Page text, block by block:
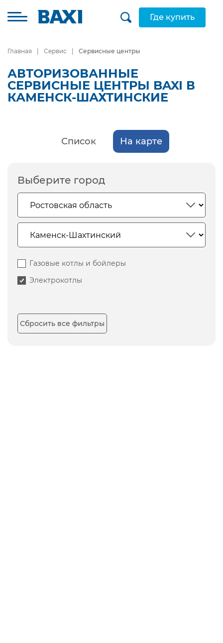
Где купить
Главная Сервис Сервисные центры
АВТОРИЗОВАННЫЕ
СЕРВИСНЫЕ ЦЕНТРЫ BAXI В
КАМЕНСК-ШАХТИНСКИЕ
Список На карте
Выберите город
Газовые котлы и бойлеры
Электрокотлы
Сбросить все фильтры